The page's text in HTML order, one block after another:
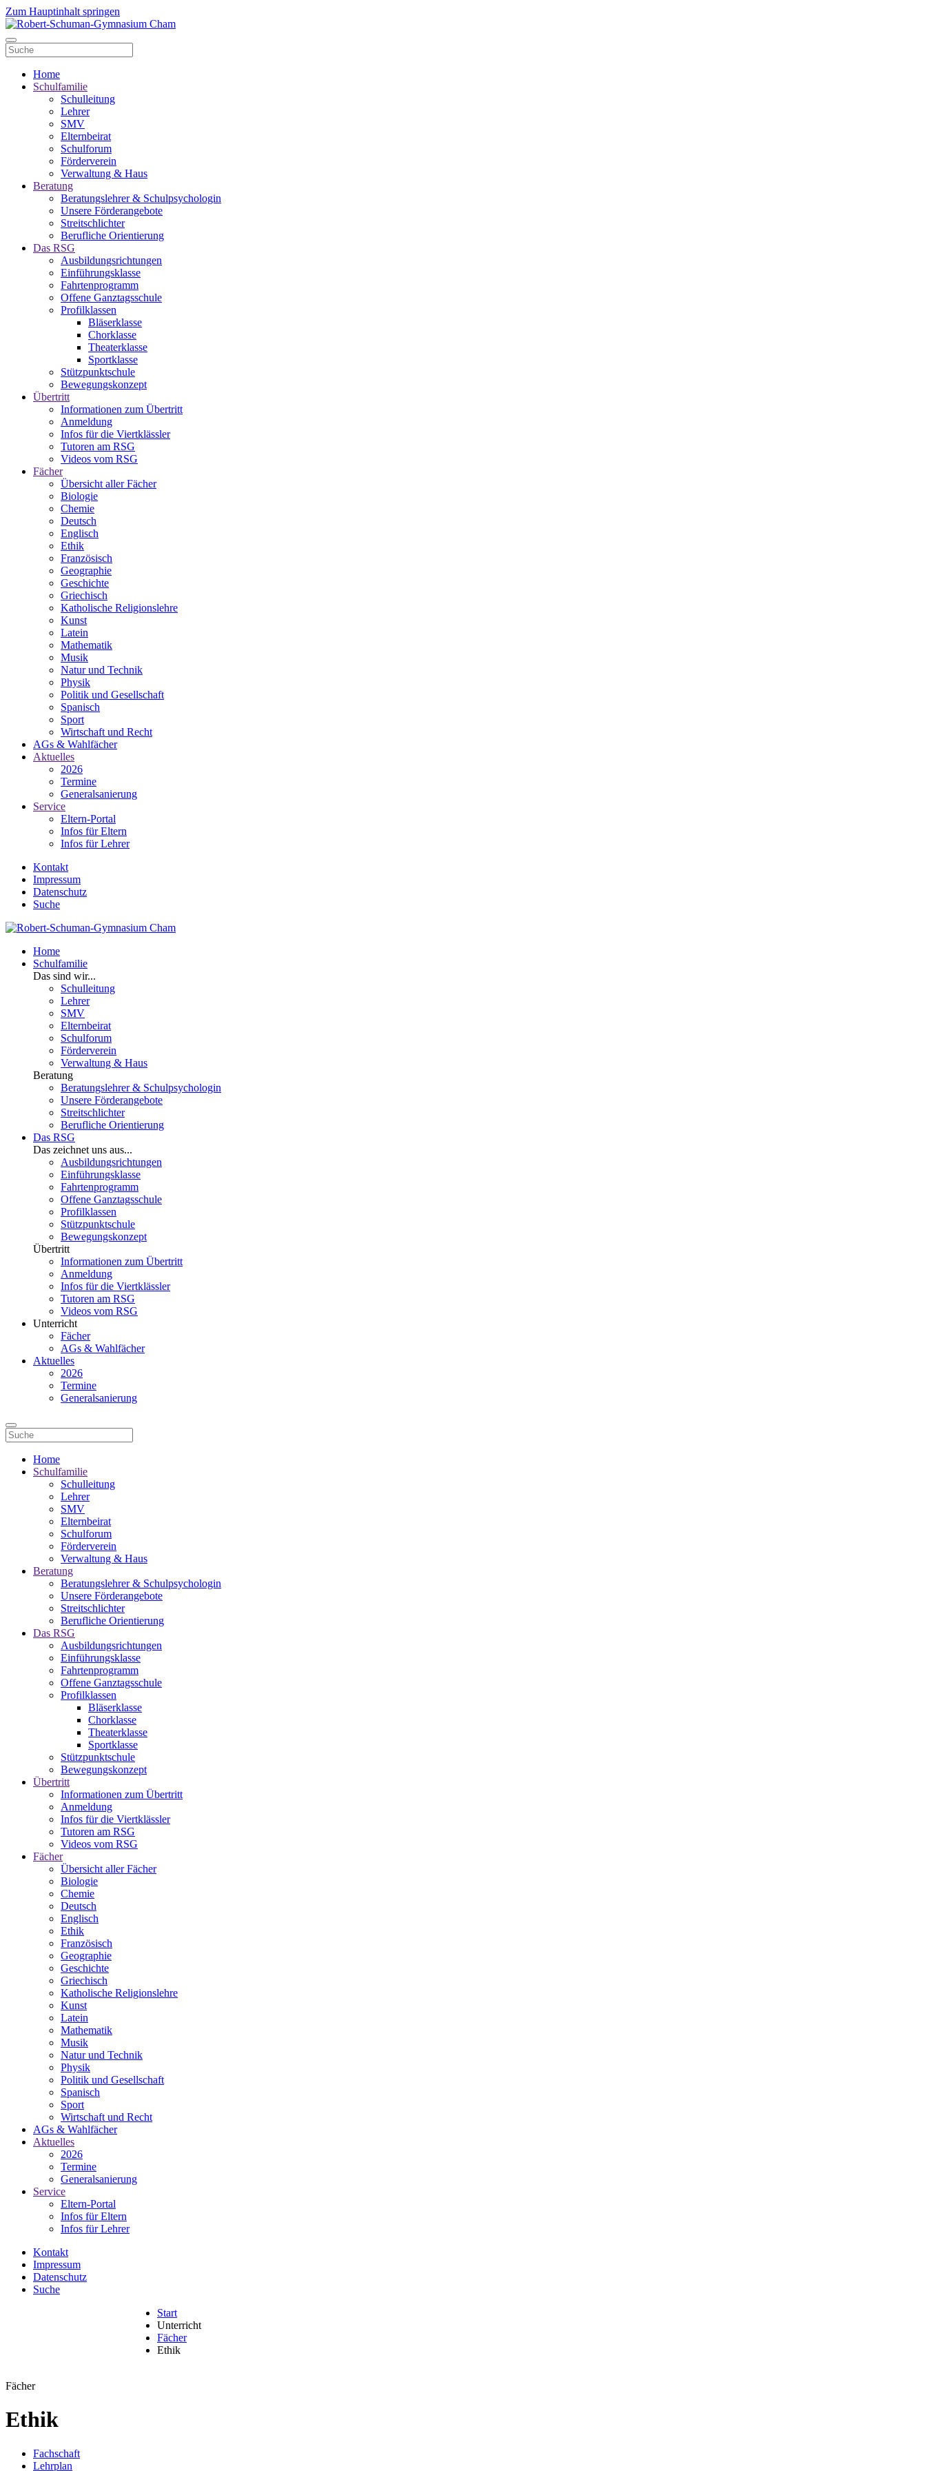
Zum Hauptinhalt springen
Home
Schulfamilie
Schulleitung
Lehrer
SMV
Elternbeirat
Schulforum
Förderverein
Verwaltung & Haus
Beratung
Beratungslehrer & Schulpsychologin
Unsere Förderangebote
Streitschlichter
Berufliche Orientierung
Das RSG
Ausbildungsrichtungen
Einführungsklasse
Fahrtenprogramm
Offene Ganztagsschule
Profilklassen
Bläserklasse
Chorklasse
Theaterklasse
Sportklasse
Stützpunktschule
Bewegungskonzept
Übertritt
Informationen zum Übertritt
Anmeldung
Infos für die Viertklässler
Tutoren am RSG
Videos vom RSG
Fächer
Übersicht aller Fächer
Biologie
Chemie
Deutsch
Englisch
Ethik
Französisch
Geographie
Geschichte
Griechisch
Katholische Religionslehre
Kunst
Latein
Mathematik
Musik
Natur und Technik
Physik
Politik und Gesellschaft
Spanisch
Sport
Wirtschaft und Recht
AGs & Wahlfächer
Aktuelles
2026
Termine
Generalsanierung
Service
Eltern-Portal
Infos für Eltern
Infos für Lehrer
Kontakt
Impressum
Datenschutz
Suche
Home
Schulfamilie
Das sind wir...
Schulleitung
Lehrer
SMV
Elternbeirat
Schulforum
Förderverein
Verwaltung & Haus
Beratung
Beratungslehrer & Schulpsychologin
Unsere Förderangebote
Streitschlichter
Berufliche Orientierung
Das RSG
Das zeichnet uns aus...
Ausbildungsrichtungen
Einführungsklasse
Fahrtenprogramm
Offene Ganztagsschule
Profilklassen
Stützpunktschule
Bewegungskonzept
Übertritt
Informationen zum Übertritt
Anmeldung
Infos für die Viertklässler
Tutoren am RSG
Videos vom RSG
Unterricht
Fächer
AGs & Wahlfächer
Aktuelles
2026
Termine
Generalsanierung
Home
Schulfamilie
Schulleitung
Lehrer
SMV
Elternbeirat
Schulforum
Förderverein
Verwaltung & Haus
Beratung
Beratungslehrer & Schulpsychologin
Unsere Förderangebote
Streitschlichter
Berufliche Orientierung
Das RSG
Ausbildungsrichtungen
Einführungsklasse
Fahrtenprogramm
Offene Ganztagsschule
Profilklassen
Bläserklasse
Chorklasse
Theaterklasse
Sportklasse
Stützpunktschule
Bewegungskonzept
Übertritt
Informationen zum Übertritt
Anmeldung
Infos für die Viertklässler
Tutoren am RSG
Videos vom RSG
Fächer
Übersicht aller Fächer
Biologie
Chemie
Deutsch
Englisch
Ethik
Französisch
Geographie
Geschichte
Griechisch
Katholische Religionslehre
Kunst
Latein
Mathematik
Musik
Natur und Technik
Physik
Politik und Gesellschaft
Spanisch
Sport
Wirtschaft und Recht
AGs & Wahlfächer
Aktuelles
2026
Termine
Generalsanierung
Service
Eltern-Portal
Infos für Eltern
Infos für Lehrer
Kontakt
Impressum
Datenschutz
Suche
Start
Unterricht
Fächer
Ethik
Fächer
Ethik
Fachschaft
Lehrplan